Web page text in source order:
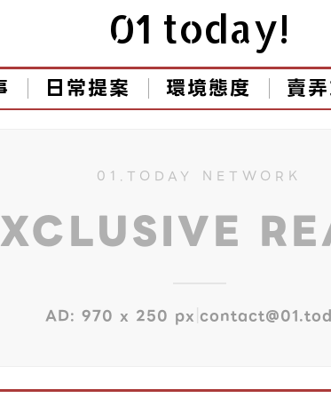
01 today!
日常提案 環境態度 賣
01.TODAY NETWORK
AD: 970 x 250 px|